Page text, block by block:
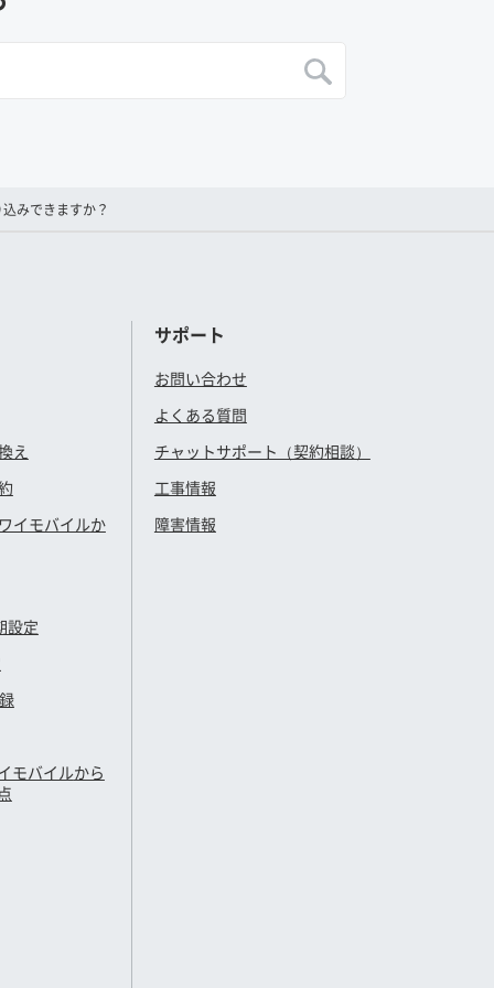
みできますか？
え
イモバイルか
設定
モバイルから
サポート
お問い合わせ
よくある質問
チャットサポート（契約相談）
工事情報
障害情報